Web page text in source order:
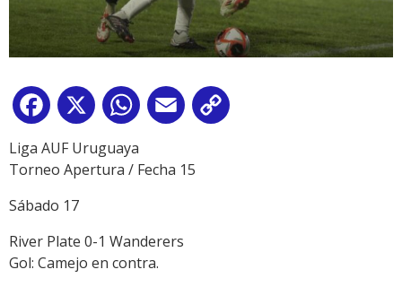
Facebook
X WhatsApp
Email
Liga AUF Uruguaya
Torneo Apertura / Fecha 15
Sábado 17
River Plate 0-1 Wanderers
Gol: Camejo en contra.